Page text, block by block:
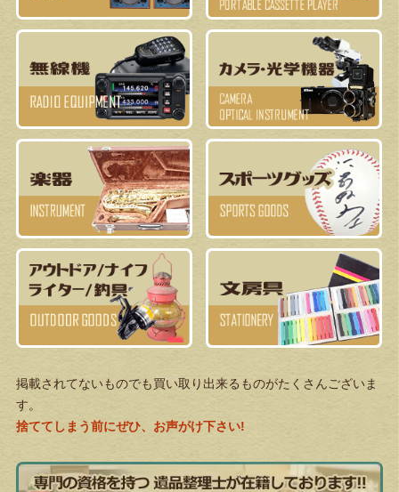
掲載されてないものでも買い取り出来るものがたくさんございま
す。
捨ててしまう前にぜひ、お声がけ下さい!